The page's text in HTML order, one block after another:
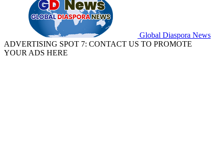
Global Diaspora News
ADVERTISING SPOT 7: CONTACT US TO PROMOTE
YOUR ADS HERE